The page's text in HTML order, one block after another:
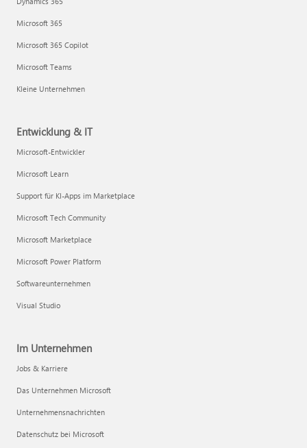
Microsoft 365
Microsoft 365 Copilot
Microsoft Teams
Kleine Unternehmen
Entwicklung & IT
Microsoft-Entwickler
Microsoft Learn
Support für KI-Apps im Marketplace
Microsoft Tech Community
Microsoft Marketplace
Microsoft Power Platform
Softwareunternehmen
Visual Studio
Im Unternehmen
Jobs & Karriere
Das Unternehmen Microsoft
Unternehmensnachrichten
Datenschutz bei Microsoft